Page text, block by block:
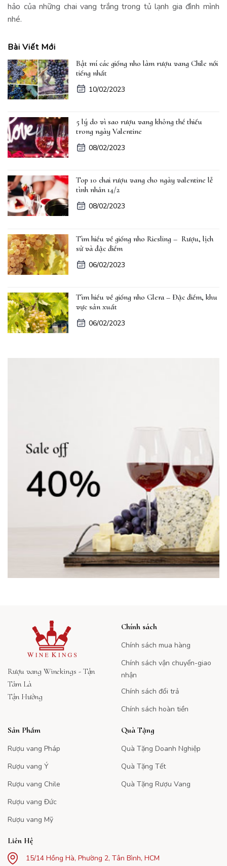
hảo của những chai vang trắng trong tủ lạnh gia đình mình
nhé.
Bài Viết Mới
Bật mí các giống nho làm rượu vang Chile nổi
tiếng nhất
10/02/2023
5 lý do vì sao rượu vang không thể thiếu
trong ngày Valentine
08/02/2023
Top 10 chai rượu vang cho ngày valentine lễ
tình nhân 14/2
08/02/2023
Tìm hiểu về giống nho Riesling – Rượu, lịch
sử và đặc điểm
06/02/2023
Tìm hiểu về giống nho Glera – Đặc điểm, khu
vực sản xuất
06/02/2023
Rượu vang Winekings - Tận
Tâm Là
Tận Hưởng
Chính sách
Chính sách mua hàng
Chính sách vận chuyển-giao
nhận
Chính sách đổi trả
Chính sách hoàn tiền
Sản Phẩm
Rượu vang Pháp
Rượu vang Ý
Rượu vang Chile
Rượu vang Đức
Rượu vang Mỹ
Quà Tặng
Quà Tặng Doanh Nghiệp
Quà Tặng Tết
Quà Tặng Rượu Vang
Liên Hệ
15/14 Hồng Hà, Phường 2, Tân Bình, HCM